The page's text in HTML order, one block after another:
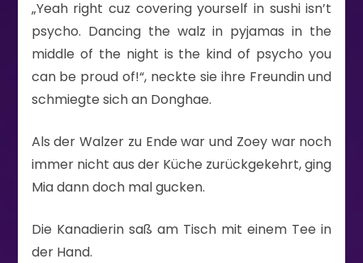
„Yeah right cuz covering yourself in sushi isn’t
psycho. Dancing the walz in pyjamas in the
middle of the night is the kind of psycho you
can be proud of!“, neckte sie ihre Freundin und
schmiegte sich an Donghae.
Als der Walzer zu Ende war und Zoey war noch
immer nicht aus der Küche zurückgekehrt, ging
Mia dann doch mal gucken.
Die Kanadierin saß am Tisch mit einem Tee in
der Hand.